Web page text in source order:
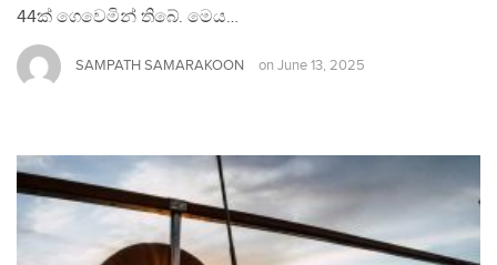
44ක් ගෙවෙමින් තිබේ. මෙය…
SAMPATH SAMARAKOON on June 13, 2025